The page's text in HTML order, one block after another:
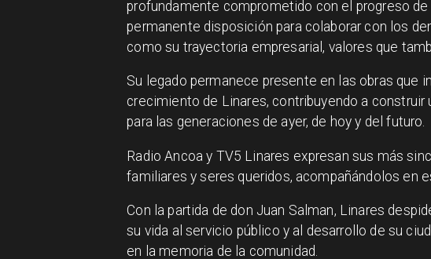
profundamente comprometido con el progreso
permanente disposición para colaborar con los
como su trayectoria empresarial, valores que
Su legado permanece presente en las obras que
crecimiento de Linares, contribuyendo a construir
para las generaciones de ayer, de hoy y del futuro.
Radio Ancoa y TV5 Linares expresan sus más
familiares y seres queridos, acompañándolos en
Con la partida de don Juan Salman, Linares
su vida al servicio público y al desarrollo de su
en la memoria de la comunidad.